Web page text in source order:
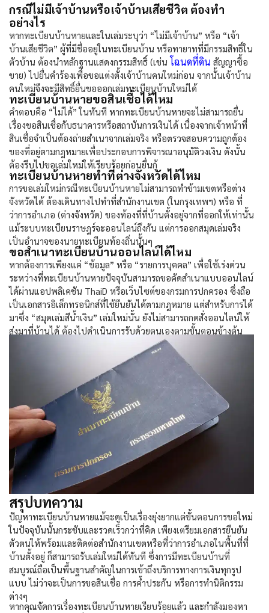
กรณีไม่มีเจ้าบ้านหรือเจ้าบ้านเสียชีวิต ต้องทำ
อย่างไร
หากทะเบียนบ้านหายและในเล่มระบุว่า “ไม่มีเจ้าบ้าน” หรือ “เจ้า
บ้านเสียชีวิต” ผู้ที่มีชื่ออยู่ในทะเบียนบ้าน หรือทายาทที่มีกรรมสิทธิ์ใน
ตัวบ้าน ต้องนำหลักฐานแสดงกรรมสิทธิ์ (เช่น โฉนดที่ดิน สัญญาซื้อ
ขาย) ไปยื่นคำร้องเพื่อขอแต่งตั้งเจ้าบ้านคนใหม่ก่อน จากนั้นเจ้าบ้าน
คนใหม่จึงจะมีสิทธิ์ยื่นขอออกเล่มทะเบียนบ้านใหม่ได้
ทะเบียนบ้านหายขอสินเชื่อได้ไหม
คำตอบคือ “ไม่ได้” ในทันที หากทะเบียนบ้านหายจะไม่สามารถยื่น
เรื่องขอสินเชื่อกับธนาคารหรือสถาบันการเงินได้ เนื่องจากเจ้าหน้าที่
สินเชื่อจำเป็นต้องถ่ายสำเนาจากเล่มจริง หรือตรวจสอบความถูกต้อง
ของที่อยู่ตามกฎหมายเพื่อประกอบการพิจารณาอนุมัติวงเงิน ดังนั้น
ต้องรีบไปขอเล่มใหม่ให้เรียบร้อยก่อนยื่นกู้
ทะเบียนบ้านหายทําที่ต่างจังหวัดได้ไหม
การขอเล่มใหม่กรณีทะเบียนบ้านหายไม่สามารถทำข้ามเขตหรือต่าง
จังหวัดได้ ต้องเดินทางไปทำที่สำนักงานเขต (ในกรุงเทพฯ) หรือ ที่
ว่าการอำเภอ (ต่างจังหวัด) ของท้องที่ที่บ้านตั้งอยู่จากที่ออกให้เท่านั้น
แม้ระบบทะเบียนราษฎร์จะออนไลน์ถึงกัน แต่การออกสมุดเล่มจริง
เป็นอำนาจของนายทะเบียนท้องถิ่นนั้นๆ
ขอสำเนาทะเบียนบ้านออนไลน์ได้ไหม
หากต้องการเพียงแค่ “ข้อมูล” หรือ “รายการบุคคล” เพื่อใช้เร่งด่วน
ระหว่างที่ทะเบียนบ้านหายปัจจุบันสามารถขอคัดสำเนาแบบออนไลน์
ได้ผ่านแอปพลิเคชัน ThaiD หรือเว็บไซต์ของกรมการปกครอง ซึ่งถือ
เป็นเอกสารอิเล็กทรอนิกส์ที่ใช้ยืนยันได้ตามกฎหมาย แต่สำหรับการได้
มาซึ่ง “สมุดเล่มสีน้ำเงิน” เล่มใหม่นั้น ยังไม่สามารถกดสั่งออนไลน์ให้
ส่งมาที่บ้านได้ ต้องไปดำเนินการรับด้วยตนเองตามขั้นตอนข้างต้น
สรุปบทความ
ปัญหาทะเบียนบ้านหายแม้จะดูเป็นเรื่องยุ่งยากแต่ขั้นตอนการขอใหม่
ในปัจจุบันนั้นกระชับและรวดเร็วกว่าที่คิด เพียงเตรียมเอกสารยืนยัน
ตัวตนให้พร้อมและติดต่อสำนักงานเขตหรือที่ว่าการอำเภอในพื้นที่ที่
บ้านตั้งอยู่ ก็สามารถรับเล่มใหม่ได้ทันที ซึ่งการมีทะเบียนบ้านที่
สมบูรณ์ถือเป็นพื้นฐานสำคัญในการเข้าถึงบริการทางการเงินทุกรูป
แบบ ไม่ว่าจะเป็นการขอสินเชื่อ การค้ำประกัน หรือการทำนิติกรรม
ต่างๆ
หากคุณจัดการเรื่องทะเบียนบ้านหายเรียบร้อยแล้ว และกำลังมองหา